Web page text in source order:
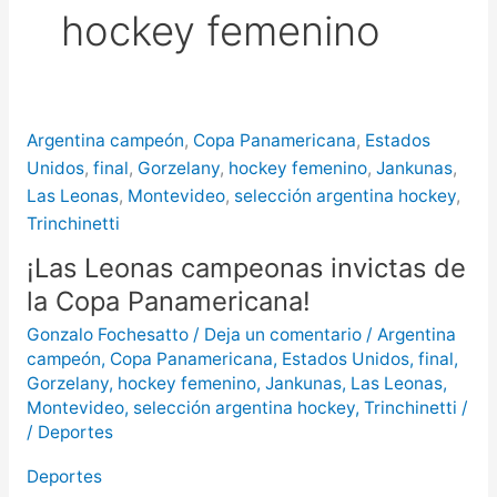
puntos de Concordia
Concordia
hockey femenino
Argentina campeón, Copa Panamericana, Estados
Unidos, final, Gorzelany, hockey femenino, Jankunas,
Las Leonas, Montevideo, selección argentina hockey,
Trinchinetti
¡Las Leonas campeonas invictas de
la Copa Panamericana!
Gonzalo Fochesatto / Deja un comentario / Argentina
campeón, Copa Panamericana, Estados Unidos, final,
Gorzelany, hockey femenino, Jankunas, Las Leonas,
Montevideo, selección argentina hockey, Trinchinetti /
/ Deportes
Deportes